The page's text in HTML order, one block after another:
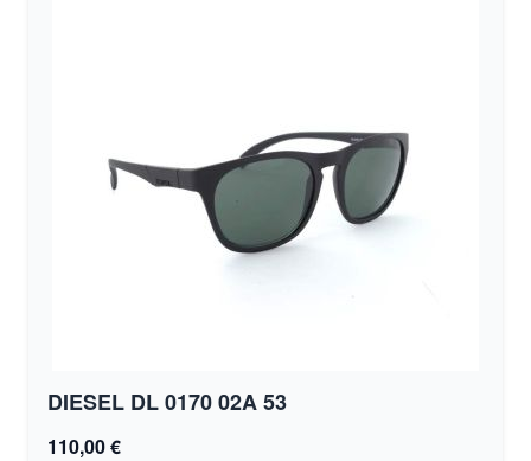
DIESEL DL 0170 02A 53
110,00 €